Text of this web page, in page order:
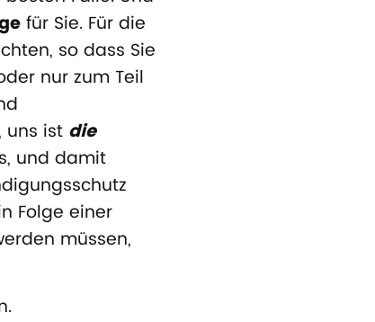
für Sie. Für die
so dass Sie
nur zum Teil
uns ist die
und damit
Folge einer
müssen,